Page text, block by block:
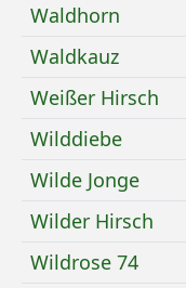
Mehr Details zu
Waldhorn
Mehr Details zu
Waldkauz
Mehr Details zu
Weißer Hirsch
Mehr Details zu
Wilddiebe
Mehr Details zu
Wilde Jonge
Mehr Details zu
Wilder Hirsch
Mehr Details zu
Wildrose 74